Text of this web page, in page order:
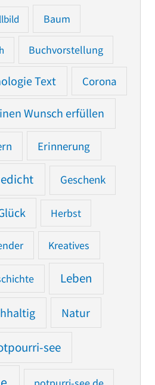
Baum
Buchvorstellung
Text Corona
Wunsch erfüllen
Erinnerung
Geschenk
Herbst
Kreatives
Leben
Natur
see